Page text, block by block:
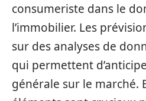
consumeriste dans le
l’immobilier. Les
sur des analyses de
qui permettent
générale sur le marché.